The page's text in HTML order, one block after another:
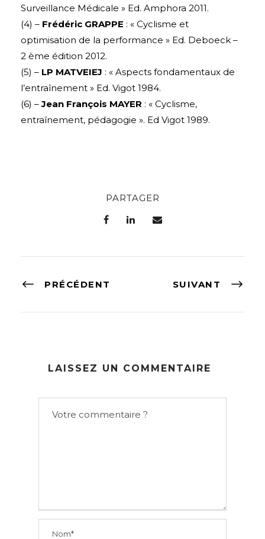
Surveillance Médicale » Ed. Amphora 2011.
(4) – Frédéric GRAPPE : « Cyclisme et
optimisation de la performance » Ed. Deboeck –
2 ème édition 2012.
(5) – LP MATVEIEJ : « Aspects fondamentaux de
l’entraînement » Ed. Vigot 1984.
(6) –Jean François MAYER : « Cyclisme,
entraînement, pédagogie ». Ed Vigot 1989.
PARTAGER
PRÉCÉDENT SUIVANT
LAISSEZ UN COMMENTAIRE